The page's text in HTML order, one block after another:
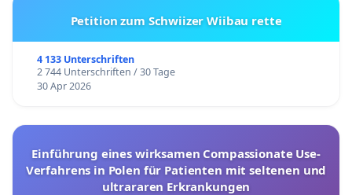
Petition zum Schwiizer Wiibau rette
4 133 Unterschriften
2 744 Unterschriften / 30 Tage
30 Apr 2026
Einführung eines wirksamen Compassionate Use-
Verfahrens in Polen für Patienten mit seltenen und
ultrararen Erkrankungen